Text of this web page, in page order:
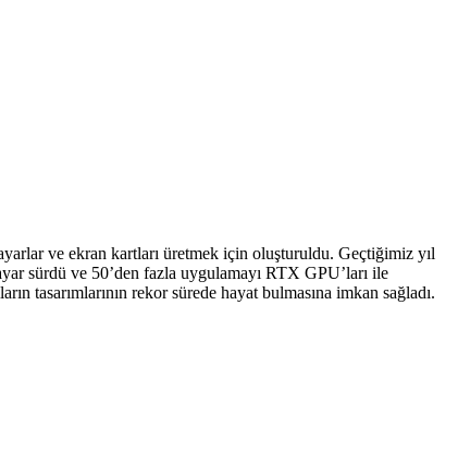
ve ekran kartları üretmek için oluşturuldu. Geçtiğimiz yıl
sürdü ve 50’den fazla uygulamayı RTX GPU’ları ile
tasarımlarının rekor sürede hayat bulmasına imkan sağladı.